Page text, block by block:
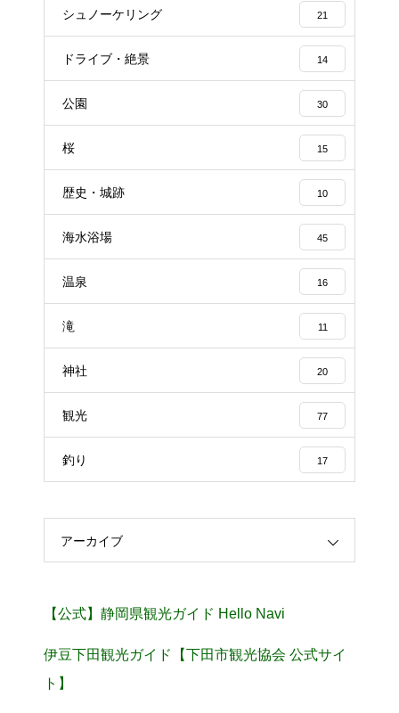
シュノーケリング 21
ドライブ・絶景 14
公園 30
桜 15
歴史・城跡 10
海水浴場 45
温泉 16
滝 11
神社 20
観光 77
釣り 17
アーカイブ
【公式】静岡県観光ガイド Hello Navi
伊豆下田観光ガイド【下田市観光協会 公式サイ
ト】